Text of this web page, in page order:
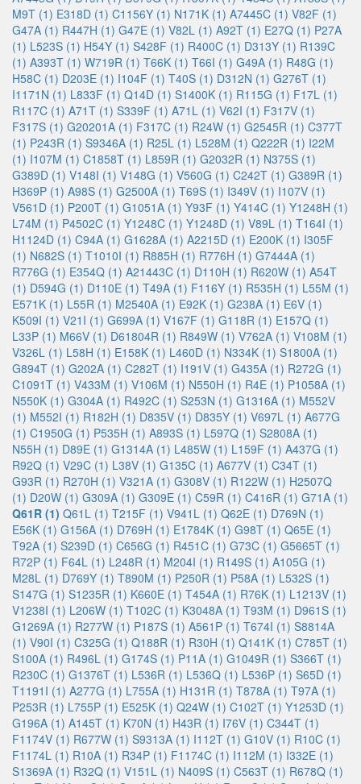
M9T (1) E318D (1) C1156Y (1) N171K (1) A7445C (1) V82F (1)
G47A (1) R447H (1) G47E (1) V82L (1) A92T (1) E27Q (1) P27A
(1) L523S (1) H54Y (1) S428F (1) R400C (1) D313Y (1) R139C
(1) A393T (1) W719R (1) T66K (1) T66I (1) G49A (1) R48G (1)
H58C (1) D203E (1) I104F (1) T40S (1) D312N (1) G276T (1)
I1171N (1) L833F (1) Q14D (1) S1400K (1) R115G (1) F17L (1)
R117C (1) A71T (1) S339F (1) A71L (1) V62I (1) F317V (1)
F317S (1) G20201A (1) F317C (1) R24W (1) G2545R (1) C377T
(1) P243R (1) S9346A (1) R25L (1) L528M (1) Q222R (1) I22M
(1) I107M (1) C1858T (1) L859R (1) G2032R (1) N375S (1)
G389D (1) V148I (1) V148G (1) V560G (1) C242T (1) G389R (1)
H369P (1) A98S (1) G2500A (1) T69S (1) I349V (1) I107V (1)
V561D (1) P200T (1) G1051A (1) Y93F (1) Y414C (1) Y1248H (1)
L74M (1) P4502C (1) Y1248C (1) Y1248D (1) V89L (1) T164I (1)
H1124D (1) C94A (1) G1628A (1) A2215D (1) E200K (1) I305F
(1) N682S (1) T1010I (1) R885H (1) R776H (1) G7444A (1)
R776G (1) E354Q (1) A21443C (1) D110H (1) R620W (1) A54T
(1) D594G (1) D110E (1) T49A (1) F116Y (1) R535H (1) L55M (1)
E571K (1) L55R (1) M2540A (1) E92K (1) G238A (1) E6V (1)
K509I (1) V21I (1) G699A (1) V167F (1) G118R (1) E157Q (1)
L33P (1) M66V (1) D61804R (1) R849W (1) V762A (1) V108M (1)
V326L (1) L58H (1) E158K (1) L460D (1) N334K (1) S1800A (1)
G894T (1) G202A (1) C282T (1) I191V (1) G435A (1) R272G (1)
C1091T (1) V433M (1) V106M (1) N550H (1) R4E (1) P1058A (1)
N550K (1) G304A (1) R492C (1) S253N (1) G1316A (1) M552V
(1) M552I (1) R182H (1) D835V (1) D835Y (1) V697L (1) A677G
(1) C1950G (1) P535H (1) A893S (1) L597Q (1) S2808A (1)
N55H (1) D89E (1) G1314A (1) L485W (1) L159F (1) A437G (1)
R92Q (1) V29C (1) L38V (1) G135C (1) A677V (1) C34T (1)
G93R (1) R270H (1) V321A (1) G308V (1) R122W (1) H2507Q
(1) D20W (1) G309A (1) G309E (1) C59R (1) C416R (1) G71A (1)
Q61R (1) Q61L (1) T215F (1) V941L (1) Q62E (1) D769N (1)
E56K (1) G156A (1) D769H (1) E1784K (1) G98T (1) Q65E (1)
T92A (1) S239D (1) C656G (1) R451C (1) G73C (1) G5665T (1)
R72P (1) F64L (1) L248R (1) M204I (1) R149S (1) A105G (1)
M28L (1) D769Y (1) T890M (1) P250R (1) P58A (1) L532S (1)
S147G (1) S1235R (1) K660E (1) T454A (1) R76K (1) L1213V (1)
V1238I (1) L206W (1) T102C (1) K3048A (1) T93M (1) D961S (1)
G1269A (1) R277W (1) P187S (1) A561P (1) T674I (1) S8814A
(1) V90I (1) C325G (1) Q188R (1) R30H (1) Q141K (1) C785T (1)
S100A (1) R496L (1) G174S (1) P11A (1) G1049R (1) S366T (1)
R230C (1) G1376T (1) L536R (1) L536Q (1) L536P (1) S65D (1)
T1191I (1) A277G (1) L755A (1) H131R (1) T878A (1) T97A (1)
P253R (1) L755P (1) E525K (1) Q24W (1) C102T (1) Y1253D (1)
G196A (1) A145T (1) K70N (1) H43R (1) I76V (1) C344T (1)
F1174V (1) R677W (1) S9313A (1) I112T (1) G10V (1) R10C (1)
F1174L (1) R10A (1) R34P (1) F1174C (1) I112M (1) I332E (1)
S1369A (1) R32Q (1) V151L (1) N409S (1) C563T (1) R678Q (1)